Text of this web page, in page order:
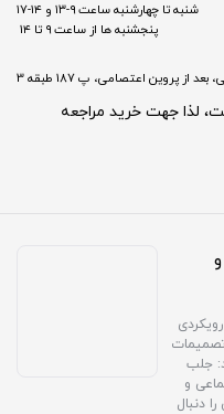
شنبه تا چهارشنبه ساعت ۹-۱۳ و ۱۴-۱۷
پنجشنبه ها از ساعت ۹ تا ۱۴
از پروین اعتصامی، پ 187 طبقه 3
لذا جهت خرید مراجعه
ربات از سال ۱۳۹۴ و با رویکردی
جلب
و
دنبال